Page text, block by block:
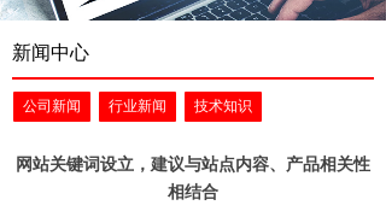
新闻中心
公司新闻 行业新闻 技术知识
网站关键词设立，建议与站点内容、产品相关性
相结合